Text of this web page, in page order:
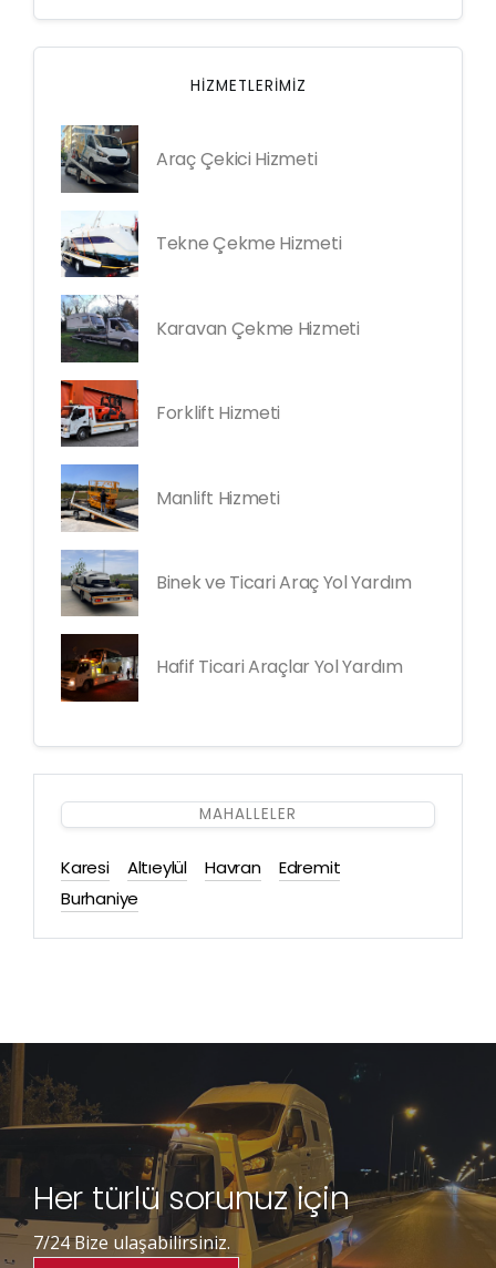
HIZMETLERIMIZ
Araç Çekici Hizmeti
Tekne Çekme Hizmeti
Karavan Çekme Hizmeti
Forklift Hizmeti
Manlift Hizmeti
Binek ve Ticari Araç Yol Yardım
Hafif Ticari Araçlar Yol Yardım
MAHALLELER
Karesi Altıeylül Havran
Edremit
Burhaniye
Her türlü sorunuz için
7/24 Bize ulaşabilirsiniz.